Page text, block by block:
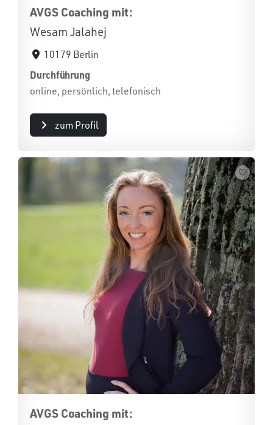
AVGS Coaching mit:
Wesam Jalahej
10179 Berlin
Durchführung
online, persönlich, telefonisch
zum Profil
AVGS Coaching mit: